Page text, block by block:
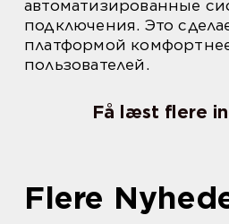
автоматизированные
подключения. Это
платформой
пользователей.
Få læst flere
Flere